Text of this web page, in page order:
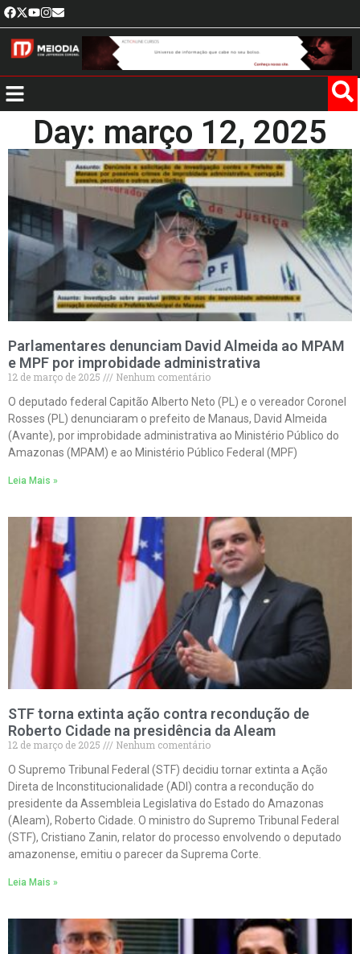
Day: março 12, 2025
Parlamentares denunciam David Almeida ao MPAM
e MPF por improbidade administrativa
12 de março de 2025
Nenhum comentário
O deputado federal Capitão Alberto Neto (PL) e o vereador Coronel
Rosses (PL) denunciaram o prefeito de Manaus, David Almeida
(Avante), por improbidade administrativa ao Ministério Público do
Amazonas (MPAM) e ao Ministério Público Federal (MPF)
Leia Mais »
STF torna extinta ação contra recondução de
Roberto Cidade na presidência da Aleam
12 de março de 2025
Nenhum comentário
O Supremo Tribunal Federal (STF) decidiu tornar extinta a Ação
Direta de Inconstitucionalidade (ADI) contra a recondução do
presidente da Assembleia Legislativa do Estado do Amazonas
(Aleam), Roberto Cidade. O ministro do Supremo Tribunal Federal
(STF), Cristiano Zanin, relator do processo envolvendo o deputado
amazonense, emitiu o parecer da Suprema Corte.
Leia Mais »